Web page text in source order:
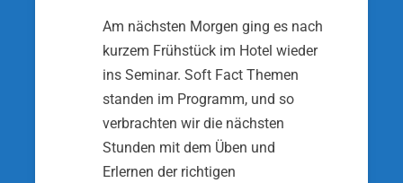
Am nächsten Morgen ging es nach
kurzem Früh­stück im Hotel wieder
ins Seminar. Soft Fact Themen
standen im Programm, und so
verbrachten wir die nächsten
Stunden mit dem Üben und
Erlernen der richtigen